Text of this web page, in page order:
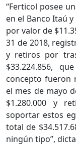
“Ferticol posee
en el Banco Itaú
por valor de
31 de 2018,
y retiros por
$33.224.856,
concepto fueron
el mes de mayo
$1.280.000 y
soportar estos
total de
ningún tipo”,